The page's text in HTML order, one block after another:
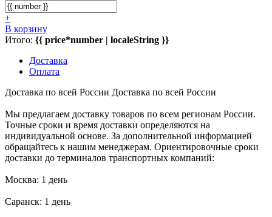
+
В корзину
Итого: {{ price*number | localeString }}
Доставка
Оплата
Доставка по всей России Доставка по всей России
Мы предлагаем доставку товаров по всем регионам России.
Точные сроки и время доставки определяются на
индивидуальной основе. За дополнительной информацией
обращайтесь к нашим менеджерам. Ориентировочные сроки
доставки до терминалов транспортных компаний:
Москва: 1 день
Саранск: 1 день